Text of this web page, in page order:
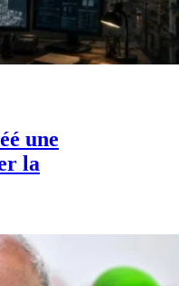
une
la